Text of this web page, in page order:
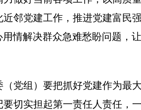
邻党建工作，推进党建富民
情解决群众急难愁盼问题，
党组）要把抓好党建作为最
切实担起第一责任人责任，